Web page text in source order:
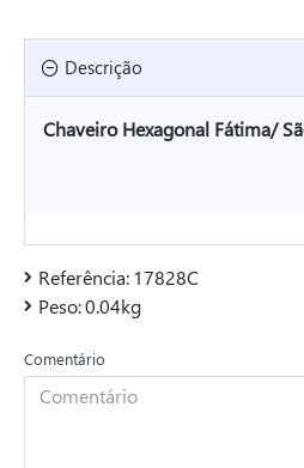
Descrição
Chaveiro Hexagonal Fátima/
Referência:17828C
Peso:0.04kg
Comentário